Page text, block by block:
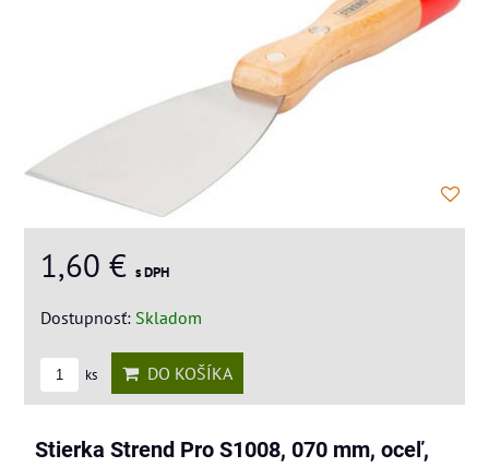
1,60 € s DPH
Dostupnosť: Skladom
ks DO KOŠÍKA
Stierka Strend Pro S1008, 070 mm, oceľ,